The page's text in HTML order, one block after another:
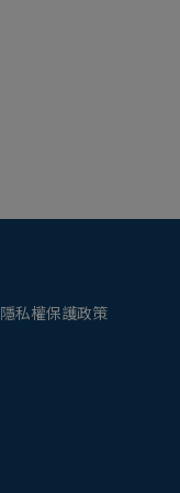
隱私權保護政策